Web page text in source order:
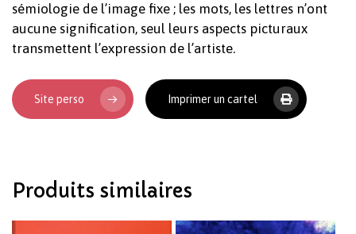
Votre panier est vide.
sémiologie de l’image fixe ; les mots, les lettres n’ont
aucune signification, seul leurs aspects picturaux
transmettent l’expression de l’artiste.
Site perso Imprimer un cartel
Produits similaires